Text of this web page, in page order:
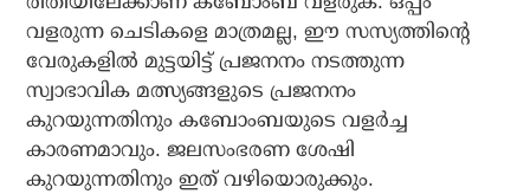
വളരുന്ന ചെടികളെ മാത്രമല്ല, ഈ സസ്യത്തിന്റെ
വേരുകളില്‍ മുട്ടയിട്ട് പ്രജനനം നടത്തുന്ന
സ്വാഭാവിക മത്സ്യങ്ങളുടെ പ്രജനനം
കുറയുന്നതിനും കബോംബയുടെ വളര്‍ച്ച
കാരണമാവും. ജലസംഭരണ ശേഷി
കുറയുന്നതിനും ഇത് വഴിയൊരുക്കും.